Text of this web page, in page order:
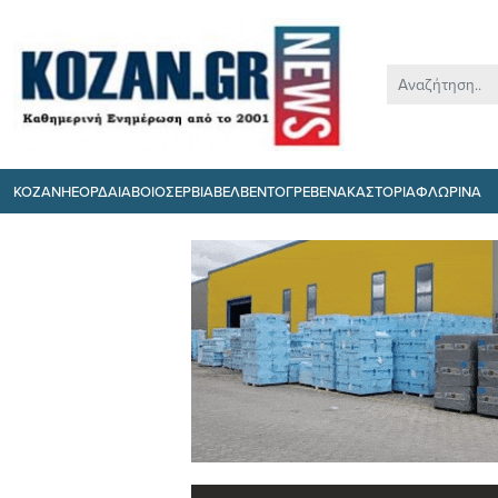
ΚΟΖΑΝΗΕΟΡΔΑΙΑΒΟΙΟΣΕΡΒΙΑΒΕΛΒΕΝΤΟΓΡΕΒΕΝΑΚΑΣΤΟΡΙΑΦΛΩΡΙΝΑ